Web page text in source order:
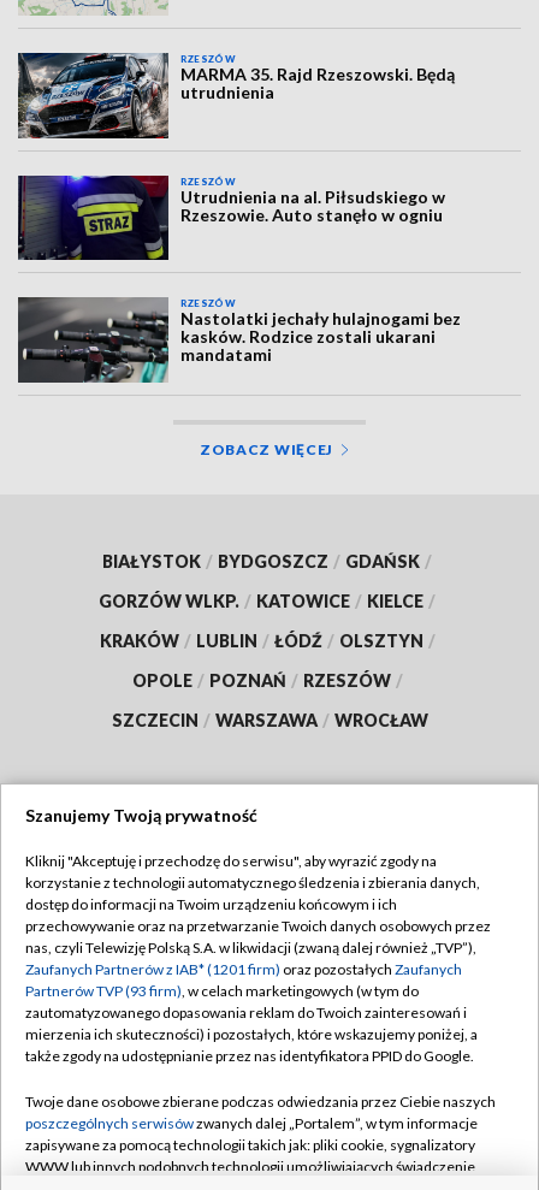
RZESZÓW
MARMA 35. Rajd Rzeszowski. Będą
utrudnienia
RZESZÓW
Utrudnienia na al. Piłsudskiego w
Rzeszowie. Auto stanęło w ogniu
RZESZÓW
Nastolatki jechały hulajnogami bez
kasków. Rodzice zostali ukarani
mandatami
ZOBACZ WIĘCEJ
BIAŁYSTOK / BYDGOSZCZ / GDAŃSK /
GORZÓW WLKP. / KATOWICE / KIELCE /
KRAKÓW / LUBLIN / ŁÓDŹ / OLSZTYN /
OPOLE / POZNAŃ / RZESZÓW /
SZCZECIN / WARSZAWA / WROCŁAW
TVP
Abonament TVP
Emisja w TVP
Centrum informacji TVP
Naziemna Telewizja Cyfrowa
Rada Programowa
System NOS
Regulamin TVP
Polityka prywatności
Moje zgody
Pomoc
Kontakt
Szanujemy Twoją prywatność
Kliknij "Akceptuję i przechodzę do serwisu", aby wyrazić zgody na
korzystanie z technologii automatycznego śledzenia i zbierania danych,
dostęp do informacji na Twoim urządzeniu końcowym i ich
przechowywanie oraz na przetwarzanie Twoich danych osobowych przez
nas, czyli Telewizję Polską S.A. w likwidacji (zwaną dalej również „TVP”),
Zaufanych Partnerów z IAB* (1201 firm) oraz pozostałych Zaufanych
Partnerów TVP (93 firm), w celach marketingowych (w tym do
zautomatyzowanego dopasowania reklam do Twoich zainteresowań i
mierzenia ich skuteczności) i pozostałych, które wskazujemy poniżej, a
także zgody na udostępnianie przez nas identyfikatora PPID do Google.
Twoje dane osobowe zbierane podczas odwiedzania przez Ciebie naszych
poszczególnych serwisówzwanych dalej „Portalem”, w tym informacje
zapisywane za pomocą technologii takich jak: pliki cookie, sygnalizatory
WWW lub innych podobnych technologii umożliwiających świadczenie